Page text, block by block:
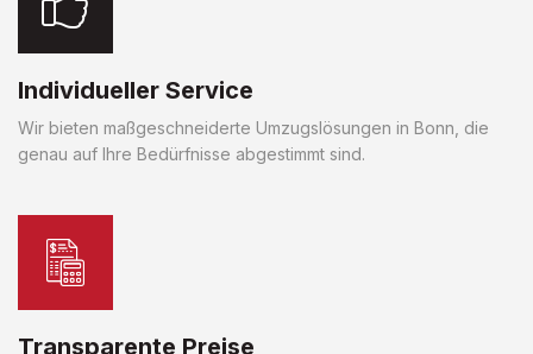
Individueller Service
Wir bieten maßgeschneiderte Umzugslösungen in Bonn, die
genau auf Ihre Bedürfnisse abgestimmt sind.
Transparente Preise